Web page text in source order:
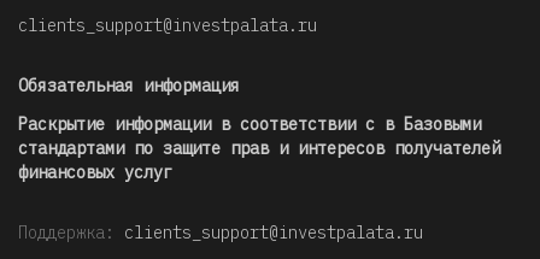
clients_support@investpalata.ru
Обязательная информация
Раскрытие информации в соответствии с в Базовыми
стандартами по защите прав и интересов получателей
финансовых услуг
Поддержка: clients_support@investpalata.ru